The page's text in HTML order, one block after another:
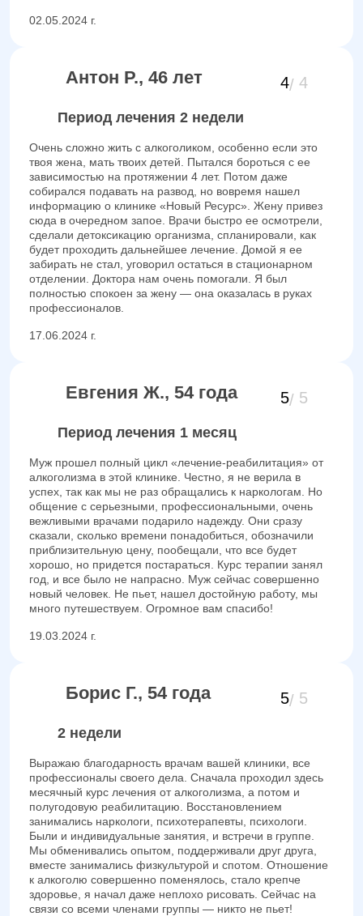
02.05.2024 г.
Антон Р., 46 лет 4 4
Период лечения 2 недели
Очень сложно жить с алкоголиком, особенно если это
твоя жена, мать твоих детей. Пытался бороться с ее
зависимостью на протяжении 4 лет. Потом даже
собирался подавать на развод, но вовремя нашел
информацию о клинике «Новый Ресурс». Жену привез
сюда в очередном запое. Врачи быстро ее осмотрели,
сделали детоксикацию организма, спланировали, как
будет проходить дальнейшее лечение. Домой я ее
забирать не стал, уговорил остаться в стационарном
отделении. Доктора нам очень помогали. Я был
полностью спокоен за жену — она оказалась в руках
профессионалов.
17.06.2024 г.
Евгения Ж., 54 года 5 5
Период лечения 1 месяц
Муж прошел полный цикл «лечение-реабилитация» от
алкоголизма в этой клинике. Честно, я не верила в
успех, так как мы не раз обращались к наркологам. Но
общение с серьезными, профессиональными, очень
вежливыми врачами подарило надежду. Они сразу
сказали, сколько времени понадобиться, обозначили
приблизительную цену, пообещали, что все будет
хорошо, но придется постараться. Курс терапии занял
год, и все было не напрасно. Муж сейчас совершенно
новый человек. Не пьет, нашел достойную работу, мы
много путешествуем. Огромное вам спасибо!
19.03.2024 г.
Борис Г., 54 года 5 5
2 недели
Выражаю благодарность врачам вашей клиники, все
профессионалы своего дела. Сначала проходил здесь
месячный курс лечения от алкоголизма, а потом и
полугодовую реабилитацию. Восстановлением
занимались наркологи, психотерапевты, психологи.
Были и индивидуальные занятия, и встречи в группе.
Мы обменивались опытом, поддерживали друг друга,
вместе занимались физкультурой и спотом. Отношение
к алкоголю совершенно поменялось, стало крепче
здоровье, я начал даже неплохо рисовать. Сейчас на
связи со всеми членами группы — никто не пьет!